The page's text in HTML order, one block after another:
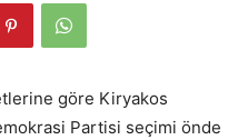
göre Kiryakos
Partisi seçimi önde